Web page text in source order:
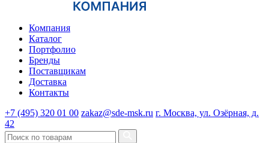
Компания
Каталог
Портфолио
Бренды
Поставщикам
Доставка
Контакты
+7 (495) 320 01 00 zakaz@sde-msk.ru г. Москва, ул. Озёрная, д.
42